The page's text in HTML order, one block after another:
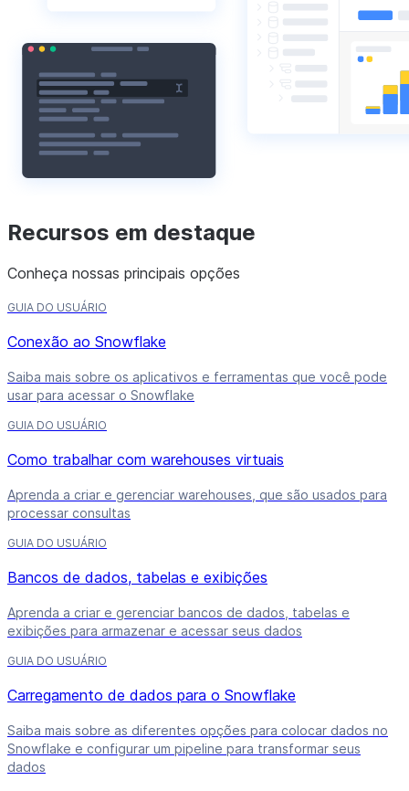
Recursos em destaque
Conheça nossas principais opções
GUIA DO USUÁRIO
Conexão ao Snowflake
Saiba mais sobre os aplicativos e ferramentas que você pode
usar para acessar o Snowflake
GUIA DO USUÁRIO
Como trabalhar com warehouses virtuais
Aprenda a criar e gerenciar warehouses, que são usados para
processar consultas
GUIA DO USUÁRIO
Bancos de dados, tabelas e exibições
Aprenda a criar e gerenciar bancos de dados, tabelas e
exibições para armazenar e acessar seus dados
GUIA DO USUÁRIO
Carregamento de dados para o Snowflake
Saiba mais sobre as diferentes opções para colocar dados no
Snowflake e configurar um pipeline para transformar seus
dados